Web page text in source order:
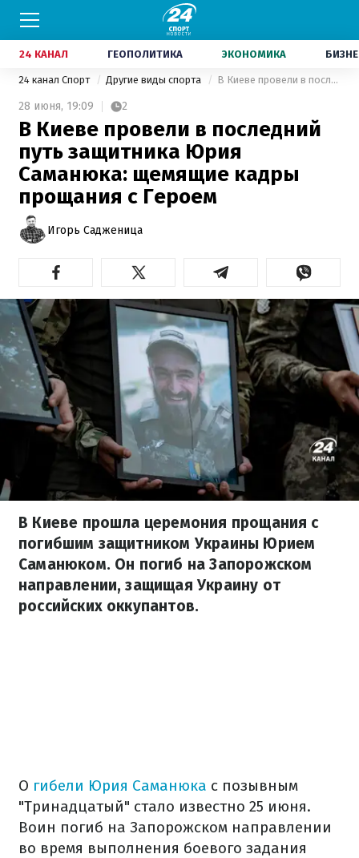
24 КАНАЛ ГЕОПОЛИТИКА ЭКОНОМИКА
24 канал Спорт Другие виды спорта В Киеве провели в последний путь защитника Юрия Саманюка: щемящие кадры прощания с Героем
28 июня, 19:09 2
В Киеве провели в последний
путь защитника Юрия
Саманюка: щемящие кадры
прощания с Героем
Игорь Садженица
В Киеве прошла церемония прощания с
погибшим защитником Украины Юрием
Саманюком. Он погиб на Запорожском
направлении, защищая Украину от
российских оккупантов.
О гибели Юрия Саманюка с позывным
"Тринадцатый" стало известно 25 июня.
Воин погиб на Запорожском направлении
во время выполнения боевого задания